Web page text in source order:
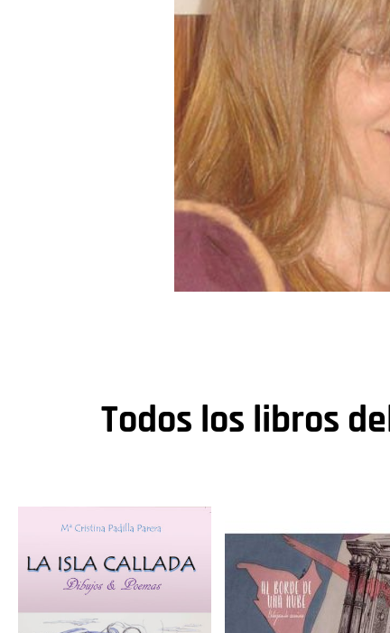
Todos los libros